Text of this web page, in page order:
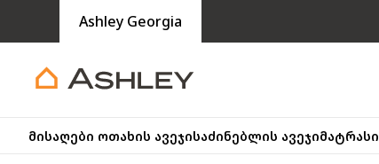
Ashley Georgia
მისაღები ოთახის ავეჯისაძინებლის ავეჯიმატრასი